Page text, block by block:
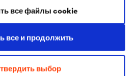
все и продолжить
выбор
все файлы cookie